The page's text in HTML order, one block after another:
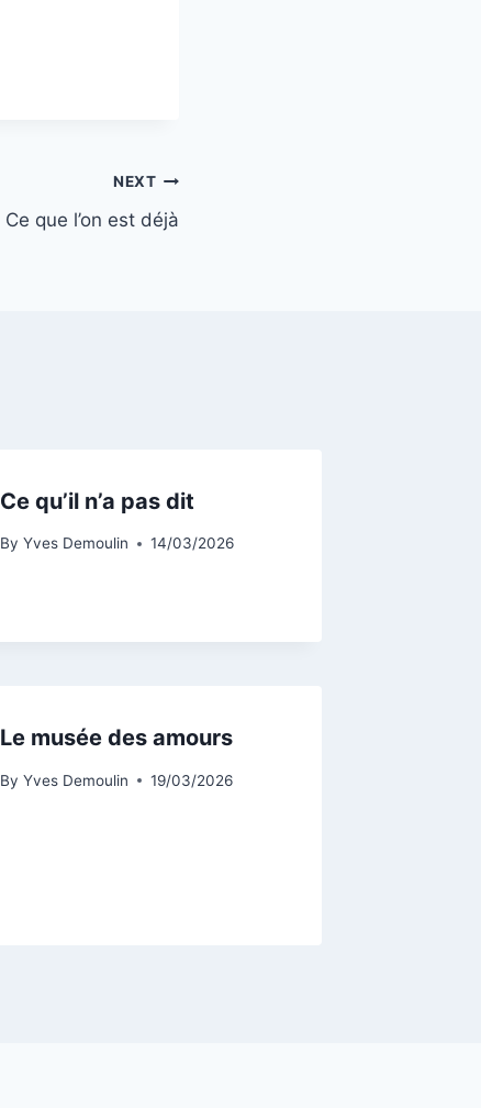
NEXT
Ce que l’on est déjà
Ce qu’il n’a pas dit
By Yves Demoulin 14/03/2026
Le musée des amours
By Yves Demoulin 19/03/2026